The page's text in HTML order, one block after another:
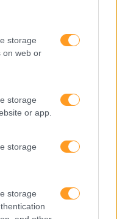
storage
on web or
storage
or app.
storage
storage